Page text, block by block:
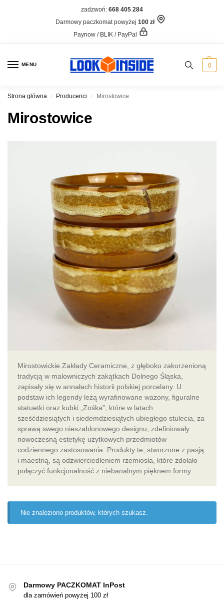
zadzwoń: 668 405 284
Darmowy paczkomat powyżej 100 zł
Paynow / BLIK / PayPal
MENU 0
Strona główna / Producenci / Mirostowice
Mirostowice
Mirostowickie Zakłady Ceramiczne, z głęboko zakorzenioną
tradycją w malowniczych zakątkach Dolnego Śląska,
zapisały się w annałach historii polskiej porcelany. U
podstaw ich legendy leżą wyrafinowane wazony, figuralne
statuetki oraz kubki „Zośka”, które w latach
sześćdziesiątych i siedemdziesiątych ubiegłego stulecia, za
sprawą swego nieszablonowego designu, zdefiniowały
nowoczesną estetykę użytkowych przedmiotów
codziennego zastosowania. Produkty te, stworzone z pasją
i maestrią, są odzwierciedleniem rzemiosła, które zdołało
połączyć funkcjonalność z niebanalnym pięknem formy.
Nie znaleziono produktów, których szukasz.
Darmowy PACZKOMAT InPost
dla zamówień powyżej 100 zł